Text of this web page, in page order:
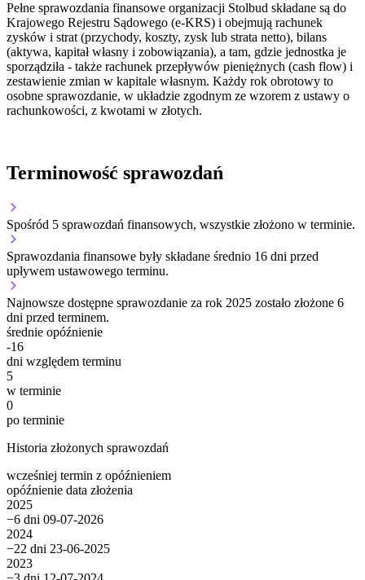
Pełne sprawozdania finansowe organizacji Stolbud składane są do
Krajowego Rejestru Sądowego (e-KRS) i obejmują rachunek
zysków i strat (przychody, koszty, zysk lub strata netto), bilans
(aktywa, kapitał własny i zobowiązania), a tam, gdzie jednostka je
sporządziła - także rachunek przepływów pieniężnych (cash flow) i
zestawienie zmian w kapitale własnym. Każdy rok obrotowy to
osobne sprawozdanie, w układzie zgodnym ze wzorem z ustawy o
rachunkowości, z kwotami w złotych.
Terminowość sprawozdań
Spośród 5 sprawozdań finansowych, wszystkie złożono w terminie.
Sprawozdania finansowe były składane średnio 16 dni przed
upływem ustawowego terminu.
Najnowsze dostępne sprawozdanie za rok 2025 zostało złożone 6
dni przed terminem.
średnie opóźnienie
-16
dni względem terminu
5
w terminie
0
po terminie
Historia złożonych sprawozdań
wcześniej termin z opóźnieniem
opóźnienie data złożenia
2025
−6 dni 09-07-2026
2024
−22 dni 23-06-2025
2023